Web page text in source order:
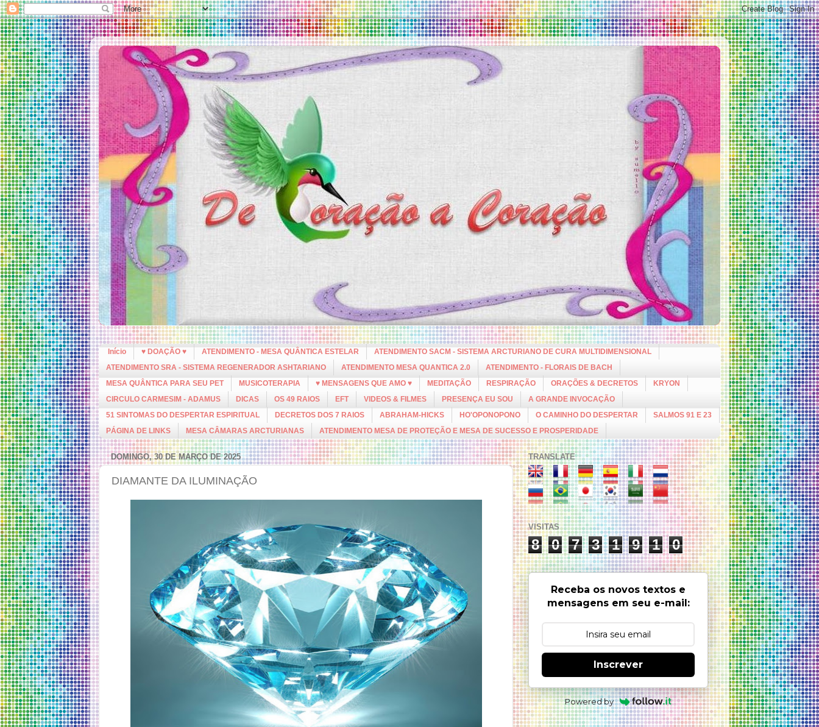
Início ♥ DOAÇÃO ♥ ATENDIMENTO - MESA QUÂNTICA ESTELAR
ATENDIMENTO SACM - SISTEMA ARCTURIANO DE CURA MULTIDIMENSIONAL
ATENDIMENTO SRA - SISTEMA REGENERADOR ASHTARIANO
ATENDIMENTO MESA QUANTICA 2.0
ATENDIMENTO - FLORAIS DE BACH
MESA QUÂNTICA PARA SEU PET
MUSICOTERAPIA ♥ MENSAGENS QUE AMO ♥ MEDITAÇÃO RESPIRAÇÃO ORAÇÕES & DECRETOS
KRYON
CIRCULO CARMESIM - ADAMUS
DICAS OS 49 RAIOS EFT VIDEOS & FILMES PRESENÇA EU SOU
A GRANDE INVOCAÇÃO
51 SINTOMAS DO DESPERTAR ESPIRITUAL
DECRETOS DOS 7 RAIOS ABRAHAM-HICKS HO'OPONOPONO O CAMINHO DO DESPERTAR
SALMOS 91 E 23
PÁGINA DE LINKS
MESA CÂMARAS ARCTURIANAS ATENDIMENTO MESA DE PROTEÇÃO E MESA DE SUCESSO E PROSPERIDADE
DOMINGO, 30 DE MARÇO DE 2025
DIAMANTE DA ILUMINAÇÃO
TRANSLATE
VISITAS
8 0 7 3 1 9 1 0
Receba os novos textos e
mensagens em seu e-mail:
Inscrever
Powered by